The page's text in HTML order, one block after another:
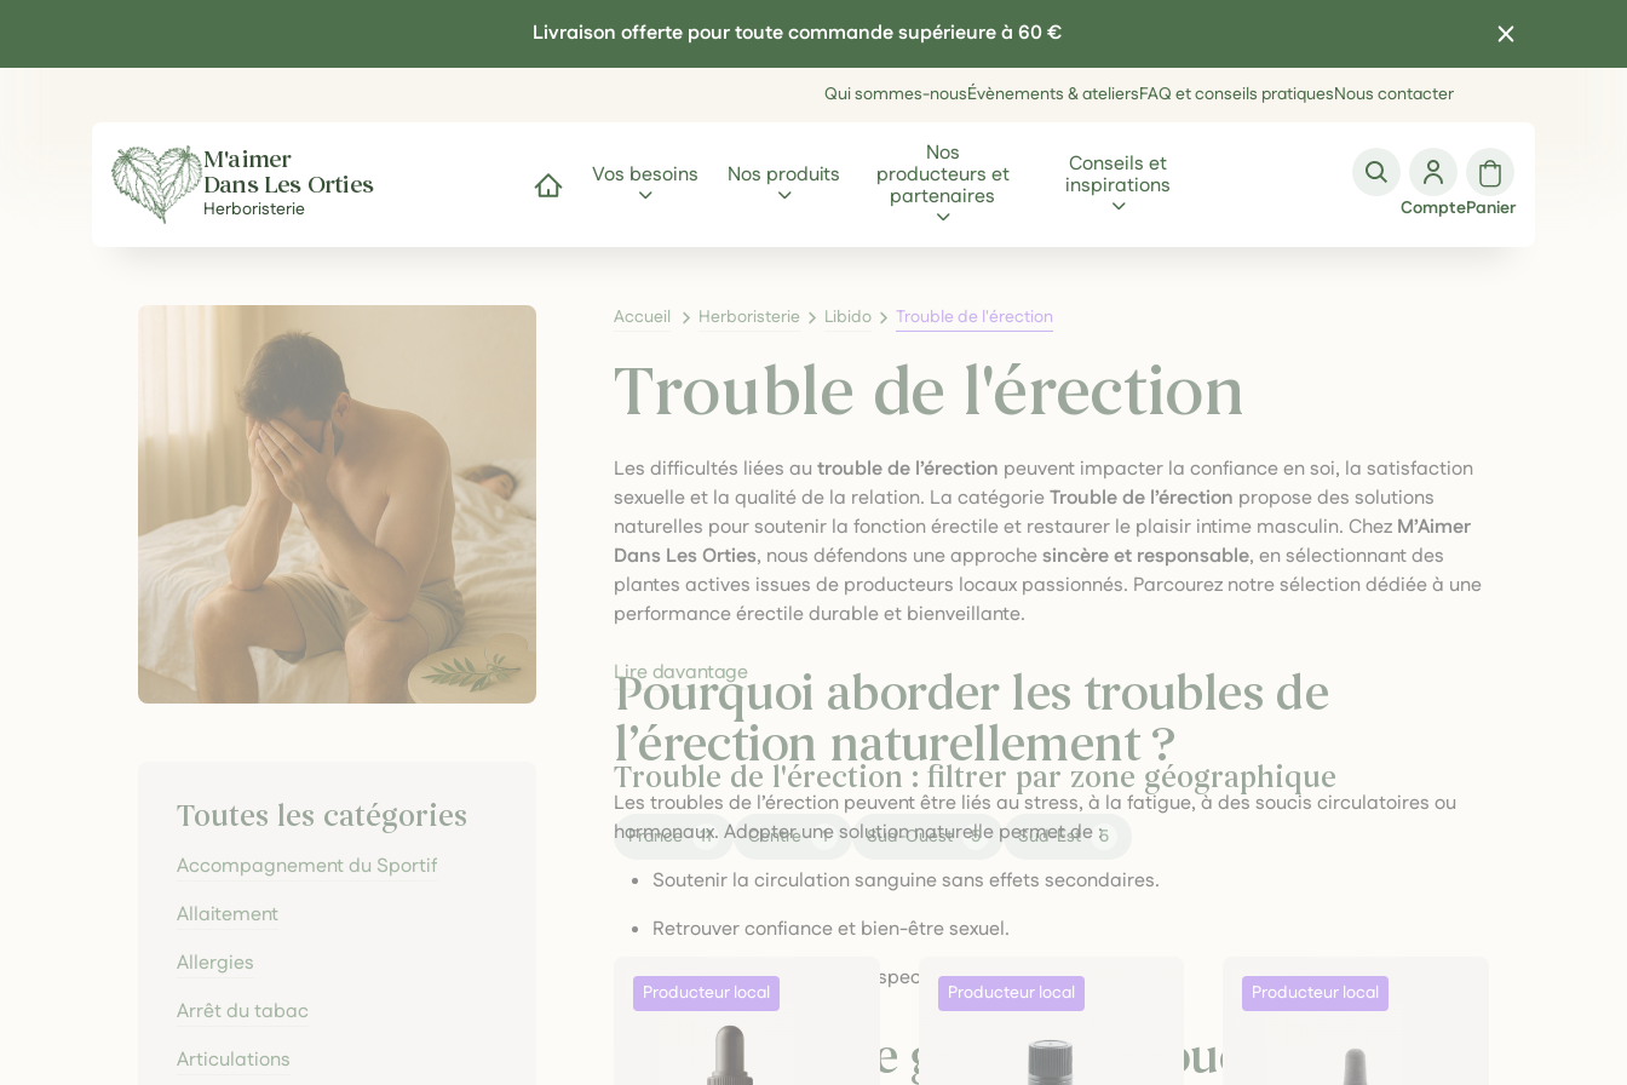
Livraison offerte pour toute commande supérieure à 60 €
Qui sommes-nousÉvènements & ateliersFAQ et conseils pratiquesNous contacter
M'aimer
Dans Les Orties
Herboristerie
Accueil
Vos besoins Nos produits
Nos
producteurs et
partenaires
Conseils et
inspirations
ComptePanier
Accueil Herboristerie Libido Trouble de l'érection
Trouble de l'érection
Les difficultés liées autrouble de l’érection peuvent impacter la confiance en soi, la satisfaction
sexuelle et la qualité de la relation. La catégorieTrouble de l’érection propose des solutions
naturelles pour soutenir la fonction érectile et restaurer le plaisir intime masculin. Chez M’Aimer
Dans Les Orties, nous défendons une approchesincère et responsable, en sélectionnant des
plantes actives issues de producteurs locaux passionnés. Parcourez notre sélection dédiée à une
performance érectile durable et bienveillante.
Pourquoi aborder les troubles de
l’érection naturellement ?
Les troubles de l’érection peuvent être liés au stress, à la fatigue, à des soucis circulatoires ou
hormonaux. Adopter une solution naturelle permet de :
Soutenir la circulation sanguine sans effets secondaires.
Retrouver confiance et bien-être sexuel.
Adopter une approche respectueuse du corps et de l’esprit.
Une stratégie globale et douce
Lire davantage
Trouble de l'érection : filtrer par zone géographique
France 11 Centre 1 Sud-Ouest 5 Sud-Est 5
Toutes les catégories
Accompagnement du Sportif
Allaitement
Allergies
Arrêt du tabac
Articulations